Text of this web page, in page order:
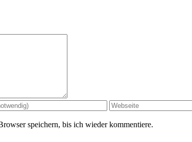
speichern, bis ich wieder kommentiere.